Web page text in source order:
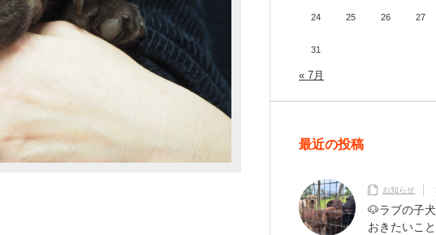
24 25 26 27
31
« 7月
最近の投稿
お知らせ
🐶ラブの子
おきたいこと